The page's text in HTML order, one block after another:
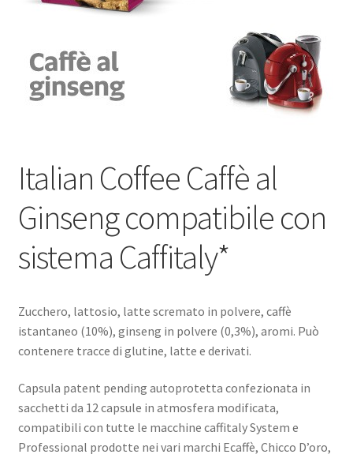
Shop
Italian Coffee Caffè al
Ginseng compatibile con
sistema Caffitaly*
Zucchero, lattosio, latte scremato in polvere, caffè
istantaneo (10%), ginseng in polvere (0,3%), aromi. Può
contenere tracce di glutine, latte e derivati.
Capsula patent pending autoprotetta confezionata in
sacchetti da 12 capsule in atmosfera modificata,
compatibili con tutte le macchine caffitaly System e
Professional prodotte nei vari marchi Ecaffè, Chicco D’oro,